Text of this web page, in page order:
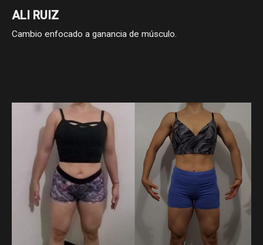
ALI RUIZ
Cambio enfocado a ganancia de músculo.